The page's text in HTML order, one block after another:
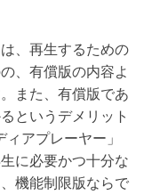
、再生するための
、有償版の内容よ
また、有償版であ
というデメリット
アプレーヤー」
に必要かつ十分な
機能制限版ならで